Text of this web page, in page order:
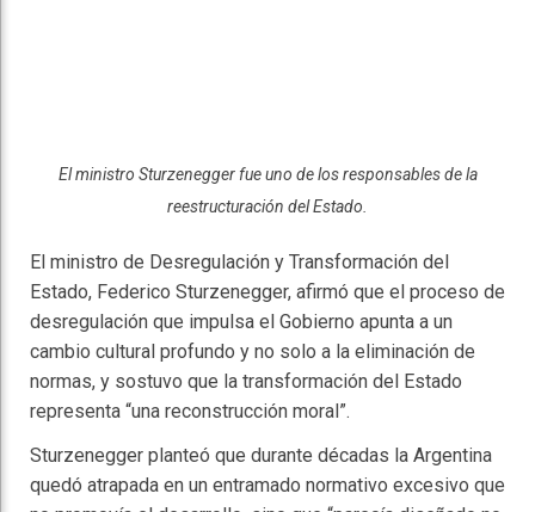
El ministro Sturzenegger fue uno de los responsables de la
reestructuración del Estado.
El ministro de Desregulación y Transformación del
Estado, Federico Sturzenegger, afirmó que el proceso de
desregulación que impulsa el Gobierno apunta a un
cambio cultural profundo y no solo a la eliminación de
normas, y sostuvo que la transformación del Estado
representa “una reconstrucción moral”.
Sturzenegger planteó que durante décadas la Argentina
quedó atrapada en un entramado normativo excesivo que